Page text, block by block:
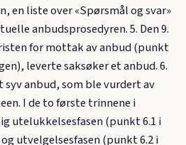
en liste over «Spørsmål og svar»
anbudsprosedyren. 5. Den 9.
for mottak av anbud (punkt
leverte saksøker et anbud. 6.
anbud, som ble vurdert av
I de to første trinnene i
utelukkelsesfasen (punkt 6.1 i
utvelgelsesfasen (punkt 6.2 i